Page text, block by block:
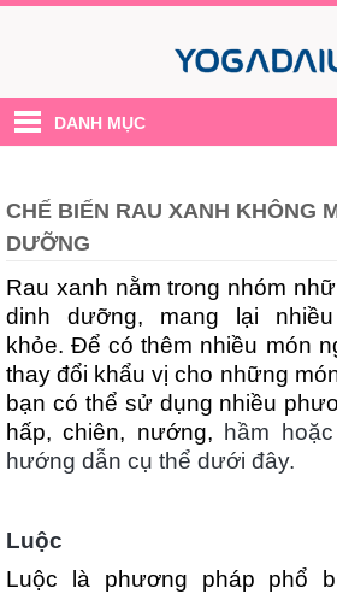
DANH MỤC
CHẾ BIẾN RAU XANH KHÔNG
DƯỠNG
Rau xanh nằm trong nhóm
dinh dưỡng, mang lại
khỏe. Để có thêm nhiều món
thay đổi khẩu vị cho những
bạn có thể sử dụng nhiều
hấp, chiên, nướng,
hầm
hướng dẫn cụ thể dưới đây.
Luộc
Luộc là phương pháp phổ